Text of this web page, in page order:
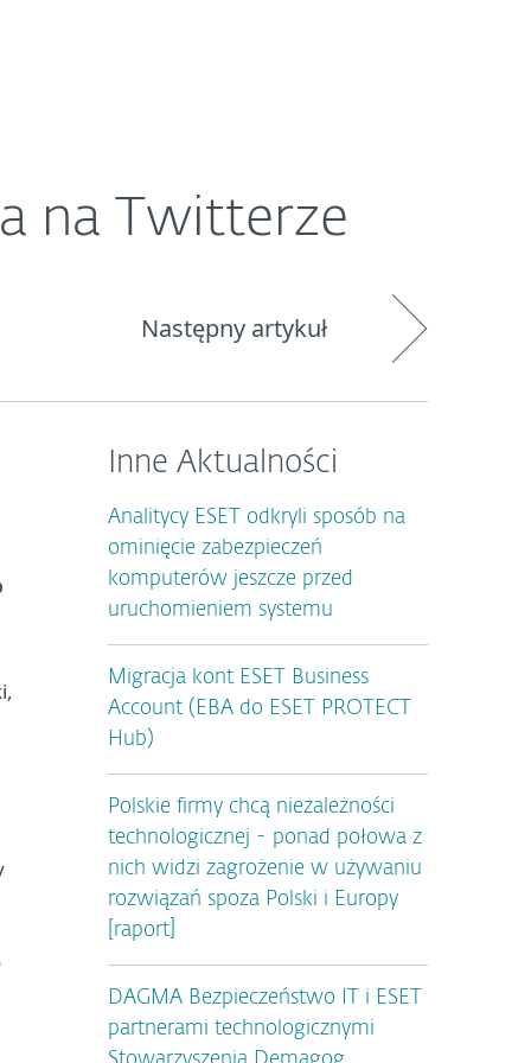
na Twitterze
Następny artykuł
Inne Aktualności
Analitycy ESET odkryli sposób na
ominięcie zabezpieczeń
komputerów jeszcze przed
uruchomieniem systemu
Migracja kont ESET Business
Account (EBA do ESET PROTECT
Hub)
Polskie firmy chcą niezależności
technologicznej - ponad połowa z
nich widzi zagrożenie w używaniu
rozwiązań spoza Polski i Europy
[raport]
DAGMA Bezpieczeństwo IT i ESET
partnerami technologicznymi